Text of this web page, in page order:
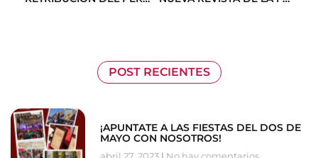
POST RECIENTES
¡APUNTATE A LAS FIESTAS DEL DOS DE
MAYO CON NOSOTROS!